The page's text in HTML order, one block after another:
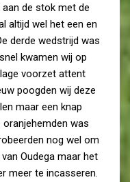
de stok met de
altijd wel het een en
derde wedstrijd was
kwamen wij op
voorzet attent
poogden wij deze
maar een knap
was
nog wel om
Oudega maar het
meer te incasseren.